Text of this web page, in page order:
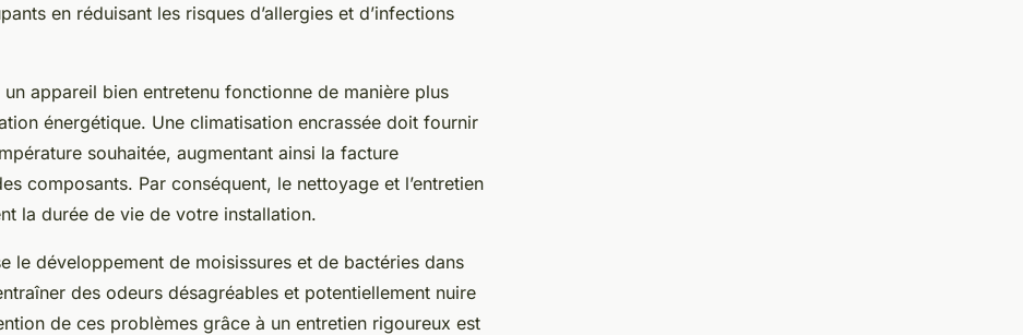
en réduisant les risques d’allergies et d’infections
appareil bien entretenu fonctionne de manière plus
énergétique. Une climatisation encrassée doit fournir
souhaitée, augmentant ainsi la facture
composants. Par conséquent, le nettoyage et l’entretien
la durée de vie de votre installation.
le développement de moisissures et de bactéries dans
des odeurs désagréables et potentiellement nuire
de ces problèmes grâce à un entretien rigoureux est